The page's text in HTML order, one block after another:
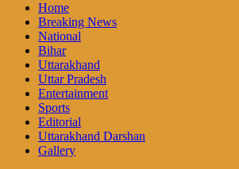
Home
Breaking News
National
Bihar
Uttarakhand
Uttar Pradesh
Entertainment
Sports
Editorial
Uttarakhand Darshan
Gallery